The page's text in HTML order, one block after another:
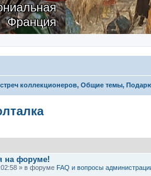
Франция
коллекционеров, Общие темы,
на форуме!
» в форуме FAQ и вопросы